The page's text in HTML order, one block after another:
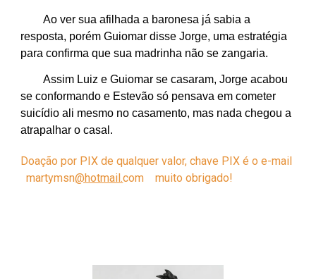
Ao ver sua afilhada a baronesa já sabia a
resposta, porém Guiomar disse Jorge, uma estratégia
para confirma que sua madrinha não se zangaria.
Assim Luiz e Guiomar se casaram, Jorge acabou
se conformando e Estevão só pensava em cometer
suicídio ali mesmo no casamento, mas nada chegou a
atrapalhar o casal.
Doação por PIX de qualquer valor, chave PIX é o e-mail
martymsn@hotmail.com muito obrigado!